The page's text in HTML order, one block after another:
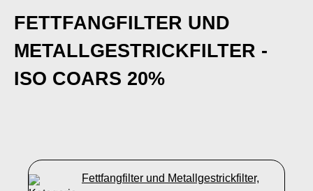
FETTFANGFILTER UND
METALLGESTRICKFILTER -
ISO COARS 20%
Fettfangfilter und Metallgestrickfilter,